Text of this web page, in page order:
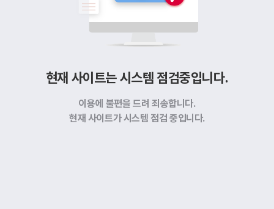
현재 사이트는 시스템 점검중입니다.
이용에 불편을 드려 죄송합니다.
현재 사이트가 시스템 점검 중입니다.